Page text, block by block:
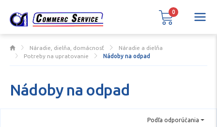
Náradie, dielňa, domácnosť
Náradie a dielňa
Potreby na upratovanie
Nádoby na odpad
Nádoby na odpad
Podľa odporúčania
0